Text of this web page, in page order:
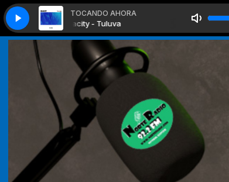
TOCANDO AHORA
Onacity - Tuluva Onacity -